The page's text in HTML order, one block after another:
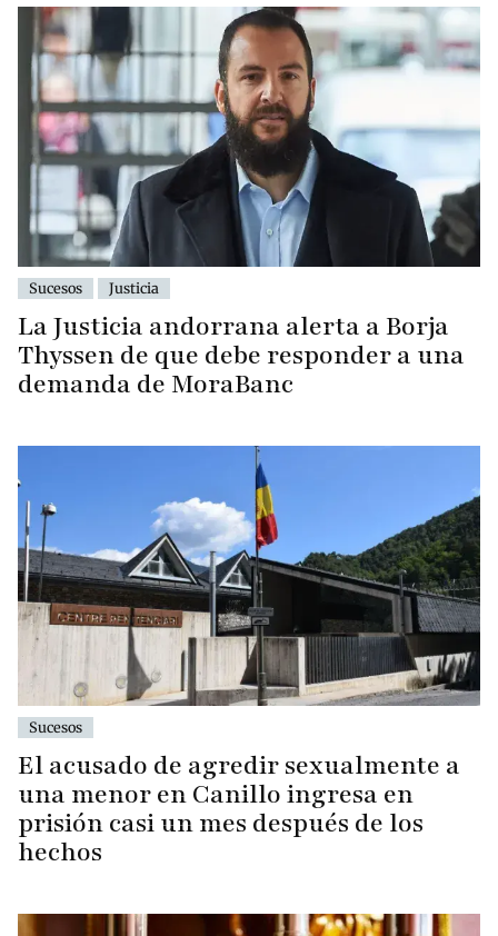
Sucesos Justicia
La Justicia andorrana alerta a Borja
Thyssen de que debe responder a una
demanda de MoraBanc
Sucesos
El acusado de agredir sexualmente a
una menor en Canillo ingresa en
prisión casi un mes después de los
hechos